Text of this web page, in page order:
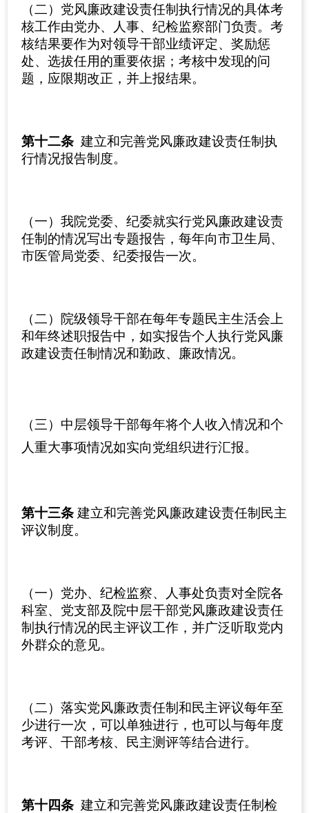
（二）党风廉政建设责任制执行情况的具体考
核工作由党办、人事、纪检监察部门负责。考
核结果要作为对领导干部业绩评定、奖励惩
处、选拔任用的重要依据；考核中发现的问
题，应限期改正，并上报结果。
第十二条 建立和完善党风廉政建设责任制执
行情况报告制度。
（一）我院党委、纪委就实行党风廉政建设责
任制的情况写出专题报告，每年向市卫生局、
市医管局党委、纪委报告一次。
（二）院级领导干部在每年专题民主生活会上
和年终述职报告中，如实报告个人执行党风廉
政建设责任制情况和勤政、廉政情况。
（三）中层领导干部每年将个人收入情况和个
人重大事项情况如实向党组织进行汇报。
第十三条 建立和完善党风廉政建设责任制民主
评议制度。
（一）党办、纪检监察、人事处负责对全院各
科室、党支部及院中层干部党风廉政建设责任
制执行情况的民主评议工作，并广泛听取党内
外群众的意见。
（二）落实党风廉政责任制和民主评议每年至
少进行一次，可以单独进行，也可以与每年度
考评、干部考核、民主测评等结合进行。
第十四条 建立和完善党风廉政建设责任制检